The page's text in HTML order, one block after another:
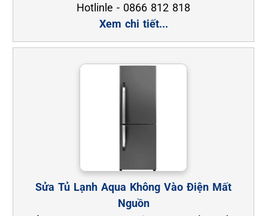
Hotlinle - 0866 812 818
Xem chi tiết...
Sửa Tủ Lạnh Aqua Không Vào Điện Mất
Nguồn